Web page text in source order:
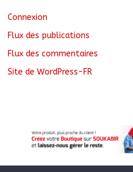
Connexion
Flux des publications
Flux des commentaires
Site de WordPress-FR